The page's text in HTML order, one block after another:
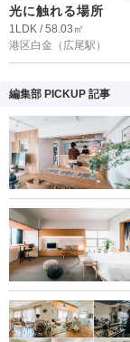
光に触れる場所
1LDK / 58.03㎡
港区白金 （広尾駅）
編集部 PICKUP 記事